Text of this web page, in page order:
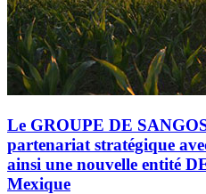
Le GROUPE DE
partenariat stratégique
ainsi une nouvelle entité
Mexique